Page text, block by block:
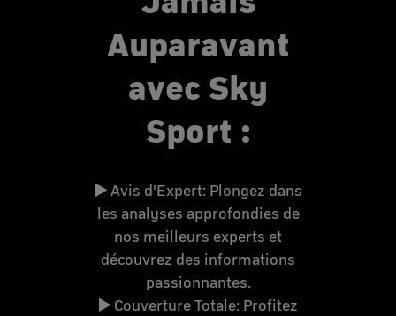
Auparavant
avec Sky
Sport :
▶️Avis d'Expert: Plongez dans
les analyses approfondies de
nos meilleurs experts et
découvrez des informations
passionnantes.
▶️ Couverture Totale: Profitez